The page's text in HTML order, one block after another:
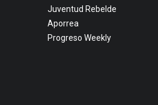
Juventud Rebelde
Aporrea
Progreso Weekly